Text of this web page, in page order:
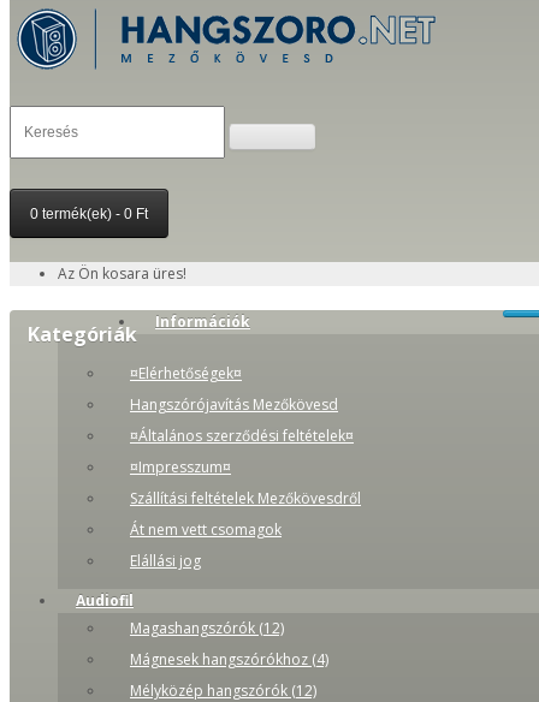
0 termék(ek) - 0 Ft
Az Ön kosara üres!
Kategóriák Információk
¤Elérhetőségek¤
Hangszórójavítás Mezőkövesd
¤Általános szerződési feltételek¤
¤Impresszum¤
Szállítási feltételek Mezőkövesdről
Át nem vett csomagok
Elállási jog
Audiofil
Magashangszórók (12)
Mágnesek hangszórókhoz (4)
Mélyközép hangszórók (12)